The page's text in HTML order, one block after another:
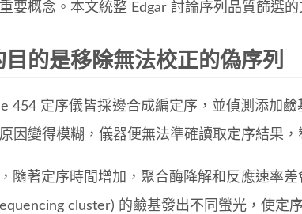
要概念。本文統整 Edgar 討論序列品質篩選
的是移除無法校正的偽序列
454 定序儀皆採邊合成編定序，並偵測添加
因變得模糊，儀器便無法準確讀取定序結果，
隨著定序時間增加，聚合酶降解和反應速率
cluster) 的鹼基發出不同螢光，使定